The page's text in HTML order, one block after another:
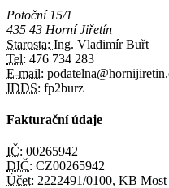
Potoční 15/1
435 43 Horní Jiřetín
Starosta: Ing. Vladimír Buřt
Tel: 476 734 283
E-mail:
IDDS: fp2burz
Fakturační údaje
IČ: 00265942
DIČ: CZ00265942
Účet: 2222491/0100, KB Most